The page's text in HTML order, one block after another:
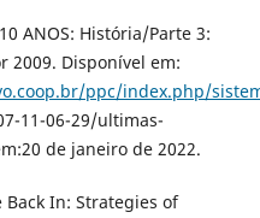
10 ANOS: História/Parte 3:
2009. Disponível em:
ppc/index.php/
11-06-29/ultimas-
de janeiro de 2022.
Back In: Strategies of